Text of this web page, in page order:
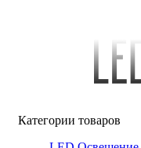
Категории товаров